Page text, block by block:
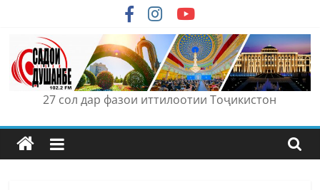
content
27 сол дар фазои иттилоотии Тоҷикистон